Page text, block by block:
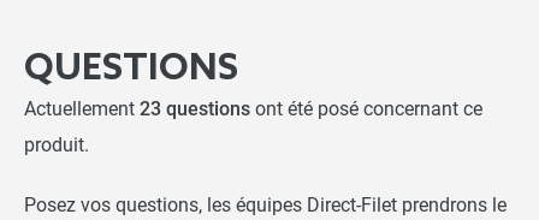
QUESTIONS
Actuellement 23 questions ont été posé concernant ce
produit.
Posez vos questions, les équipes Direct-Filet prendrons le